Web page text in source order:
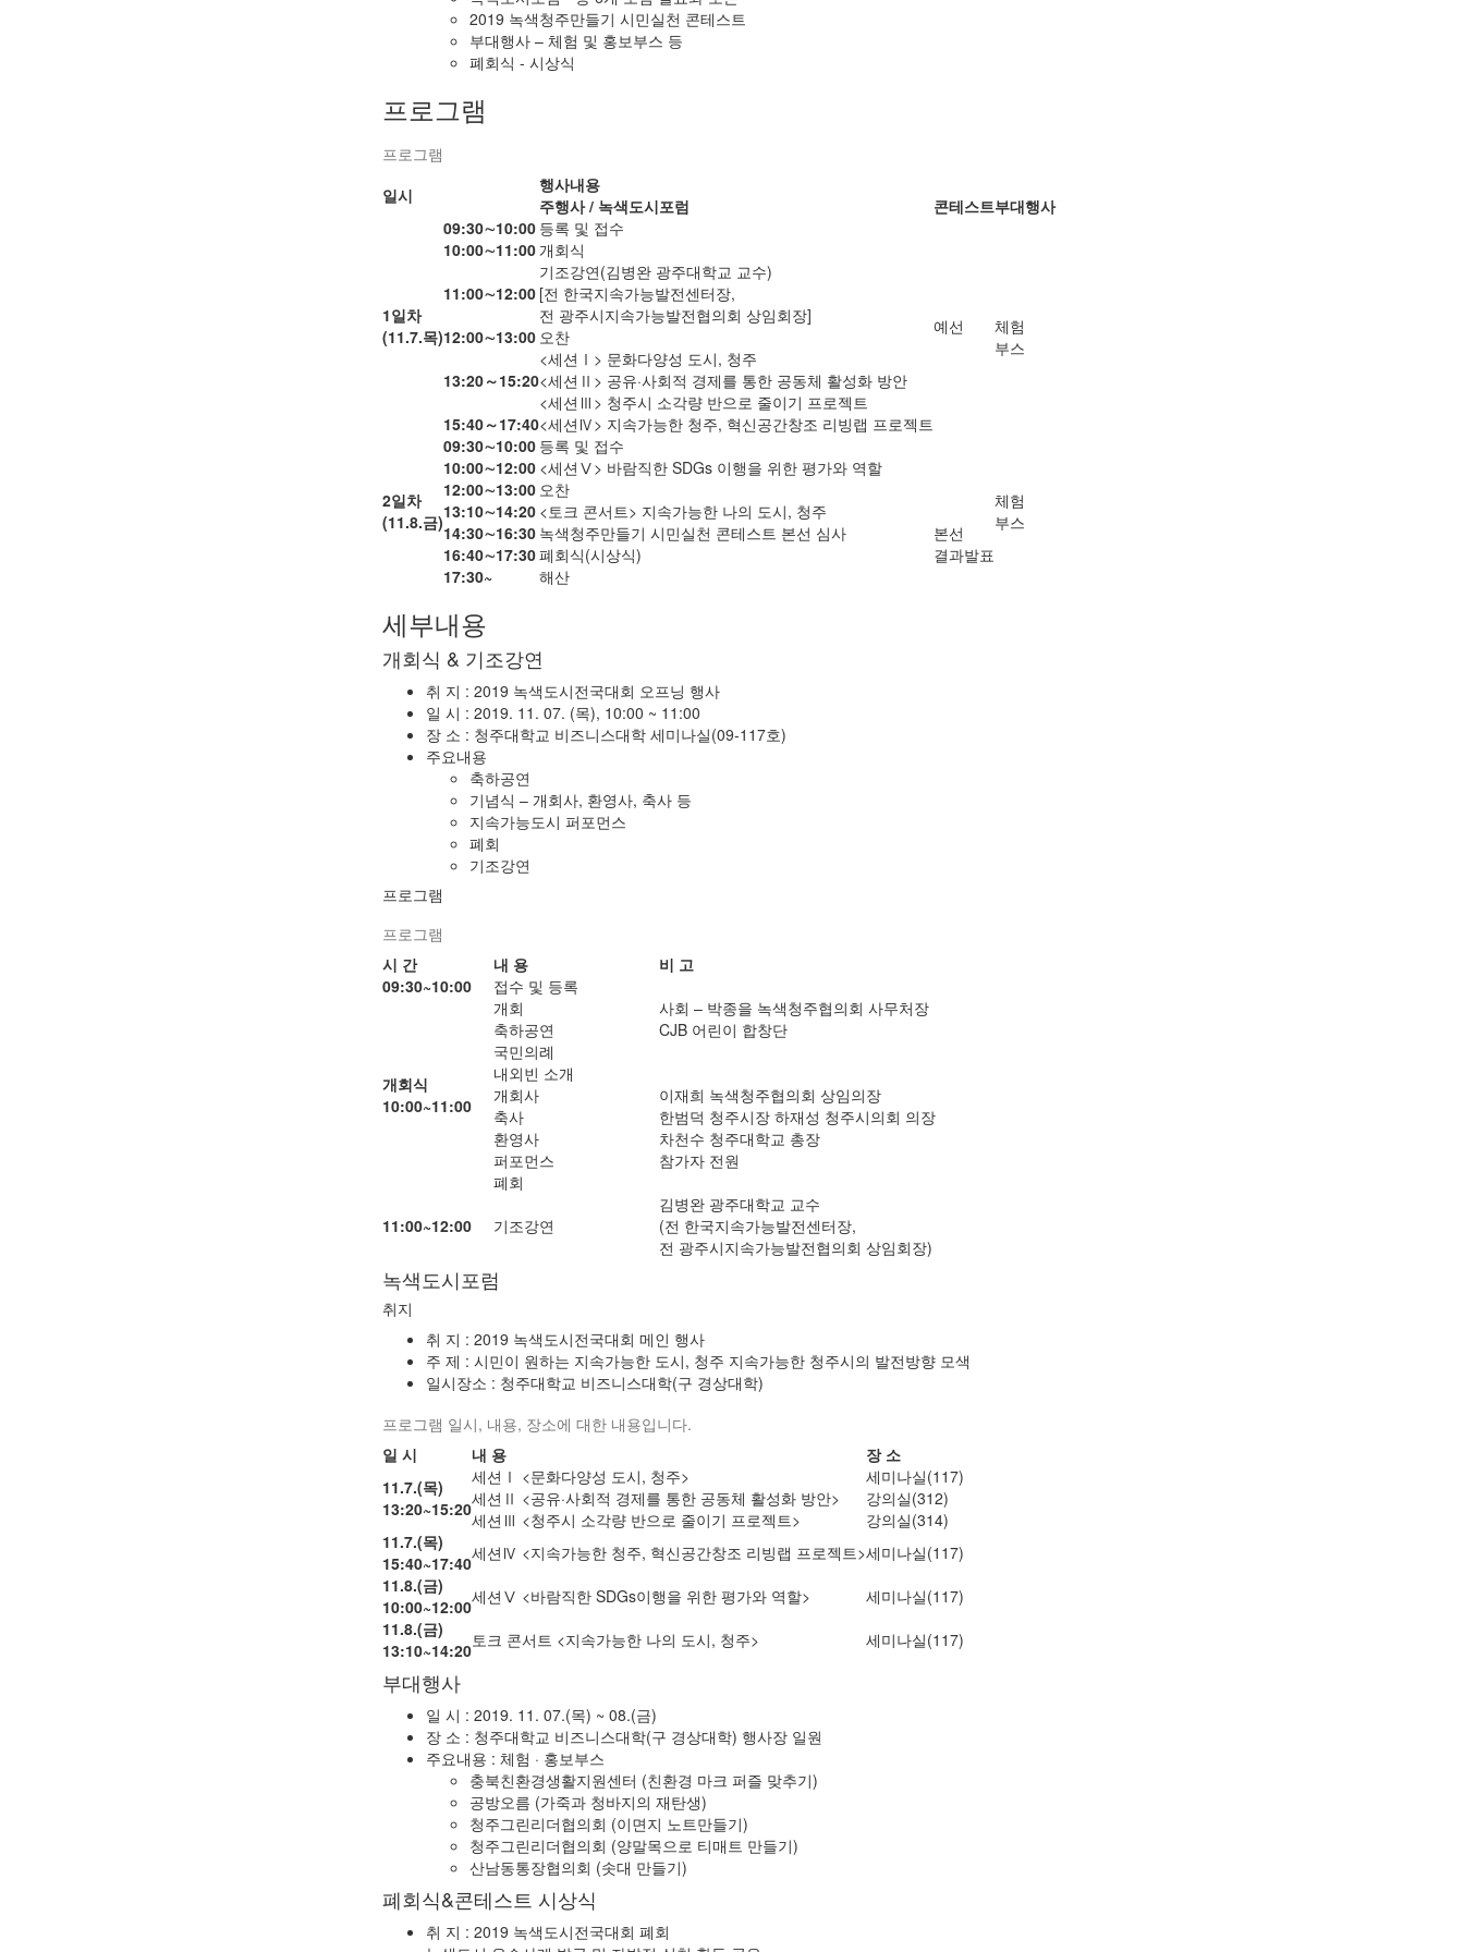
2019 녹색청주만들기 시민실천 콘테스트
부대행사 – 체험 및 홍보부스 등
폐회식 - 시상식
프로그램
프로그램
일시
행사내용
주행사 / 녹색도시포럼
콘테스트부대행사
1일차
(11.7.목)
09:30∼10:00 등록 및 접수
예선
10:00∼11:00 개회식
체험
부스
11:00∼12:00
기조강연(김병완 광주대학교 교수)
[전 한국지속가능발전센터장,
전 광주시지속가능발전협의회 상임회장]
12:00∼13:00 오찬
13:20～15:20
<세션Ⅰ> 문화다양성 도시, 청주
<세션Ⅱ> 공유·사회적 경제를 통한 공동체 활성화 방안
<세션Ⅲ> 청주시 소각량 반으로 줄이기 프로젝트
15:40～17:40<세션Ⅳ> 지속가능한 청주, 혁신공간창조 리빙랩 프로젝트
2일차
(11.8.금)
09:30∼10:00 등록 및 접수
10:00∼12:00 <세션Ⅴ> 바람직한 SDGs 이행을 위한 평가와 역할
체험
부스
12:00∼13:00 오찬
13:10∼14:20 <토크 콘서트> 지속가능한 나의 도시, 청주
14:30∼16:30 녹색청주만들기 시민실천 콘테스트 본선 심사
본선
16:40∼17:30폐회식(시상식)
결과발표
17:30~
해산
세부내용
개회식 & 기조강연
취 지 : 2019 녹색도시전국대회 오프닝 행사
일 시 : 2019. 11. 07. (목), 10:00 ~ 11:00
장 소 : 청주대학교 비즈니스대학 세미나실(09-117호)
주요내용
축하공연
기념식 – 개회사, 환영사, 축사 등
지속가능도시 퍼포먼스
폐회
기조강연
프로그램
프로그램
시 간
내 용
비 고
09:30~10:00
접수 및 등록
개회식
10:00~11:00
개회
사회 – 박종을 녹색청주협의회 사무처장
축하공연
CJB 어린이 합창단
국민의례
내외빈 소개
개회사
이재희 녹색청주협의회 상임의장
축사
한범덕 청주시장 하재성 청주시의회 의장
환영사
차천수 청주대학교 총장
퍼포먼스
참가자 전원
폐회
11:00~12:00
기조강연
김병완 광주대학교 교수
(전 한국지속가능발전센터장,
전 광주시지속가능발전협의회 상임회장)
녹색도시포럼
취지
취 지 : 2019 녹색도시전국대회 메인 행사
주 제 : 시민이 원하는 지속가능한 도시, 청주 지속가능한 청주시의 발전방향 모색
일시장소 : 청주대학교 비즈니스대학(구 경상대학)
프로그램 일시, 내용, 장소에 대한 내용입니다.
일 시
내 용
장 소
11.7.(목)
13:20~15:20
세션Ⅰ <문화다양성 도시, 청주>
세미나실(117)
세션Ⅱ <공유·사회적 경제를 통한 공동체 활성화 방안>
강의실(312)
세션Ⅲ <청주시 소각량 반으로 줄이기 프로젝트>
강의실(314)
11.7.(목)
15:40~17:40세션Ⅳ <지속가능한 청주, 혁신공간창조 리빙랩 프로젝트>세미나실(117)
11.8.(금)
10:00~12:00세션Ⅴ <바람직한 SDGs이행을 위한 평가와 역할>
세미나실(117)
11.8.(금)
13:10~14:20토크 콘서트 <지속가능한 나의 도시, 청주> 세미나실(117)
부대행사
일 시 : 2019. 11. 07.(목) ~ 08.(금)
장 소 : 청주대학교 비즈니스대학(구 경상대학) 행사장 일원
주요내용 : 체험 · 홍보부스
충북친환경생활지원센터 (친환경 마크 퍼즐 맞추기)
공방오름 (가죽과 청바지의 재탄생)
청주그린리더협의회 (이면지 노트만들기)
청주그린리더협의회 (양말목으로 티매트 만들기)
산남동통장협의회 (솟대 만들기)
폐회식&콘테스트 시상식
취 지 : 2019 녹색도시전국대회 폐회